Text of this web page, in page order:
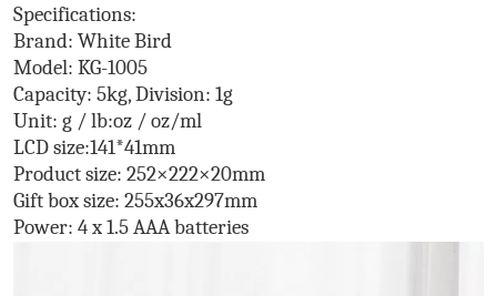
Specifications:
Brand: White Bird
Model: KG-1005
Capacity: 5kg, Division: 1g
Unit: g / lb:oz / oz/ml
LCD size:141*41mm
Product size: 252×222×20mm
Gift box size: 255x36x297mm
Power: 4 x 1.5 AAA batteries